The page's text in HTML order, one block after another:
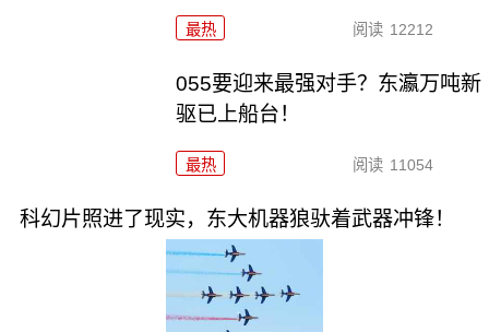
最热 阅读 12212
055要迎来最强对手？东瀛万吨新
驱已上船台！
最热 阅读 11054
科幻片照进了现实，东大机器狼驮着武器冲锋！